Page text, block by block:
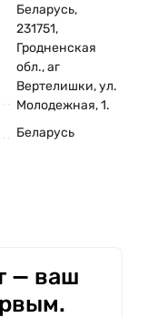
Беларусь,
231751,
Гродненская
обл., аг
Вертелишки, ул.
Молодежная, 1.
Беларусь
— ваш